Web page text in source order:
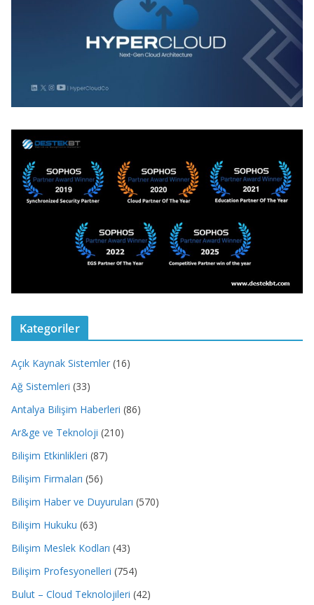
Kategoriler
Açık Kaynak Sistemler (16)
Ağ Sistemleri (33)
Antalya Bilişim Haberleri (86)
Ar&ge ve Teknoloji (210)
Bilişim Etkinlikleri (87)
Bilişim Firmaları (56)
Bilişim Haber ve Duyuruları (570)
Bilişim Hukuku (63)
Bilişim Meslek Kodları (43)
Bilişim Profesyonelleri (754)
Bulut – Cloud Teknolojileri (42)